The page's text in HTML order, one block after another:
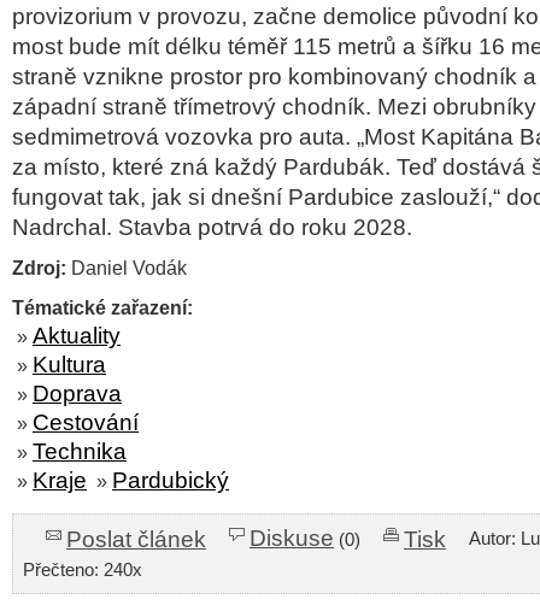
provizorium v provozu, začne demolice původní
most bude mít délku téměř 115 metrů a šířku 16
straně vznikne prostor pro kombinovaný chodník
západní straně třímetrový chodník. Mezi
sedmimetrová vozovka pro auta. „Most Kapitána
za místo, které zná každý Pardubák. Teď dostává
fungovat tak, jak si dnešní Pardubice zaslouží,“
Nadrchal. Stavba potrvá do roku 2028.
Zdroj: Daniel Vodák
Tématické zařazení:
» Aktuality
» Kultura
» Doprava
» Cestování
» Technika
» Kraje » Pardubický
Poslat článek Diskuse (0) Tisk
Autor:
Přečteno: 240x